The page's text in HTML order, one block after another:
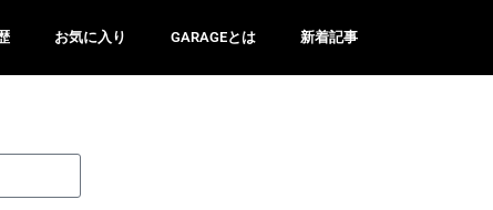
お気に入り GARAGEとは 新着記事